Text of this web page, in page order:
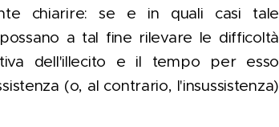
chiarire: se e in quali casi tale
a tal fine rilevare le difficoltà
dell'illecito e il tempo per esso
(o, al contrario, l'insussistenza)